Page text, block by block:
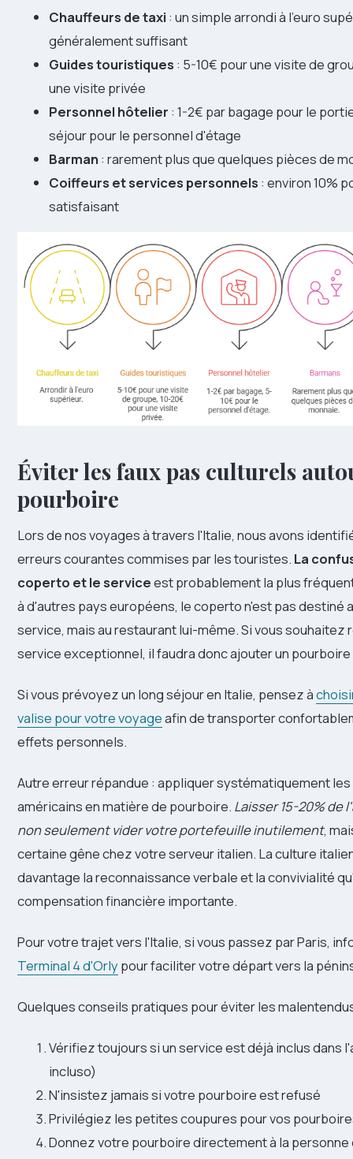
Chauffeurs de taxi : un simple arrondi à l'euro
généralement suffisant
Guides touristiques : 5-10€ pour une visite de
une visite privée
Personnel hôtelier : 1-2€ par bagage pour le
séjour pour le personnel d'étage
Barman : rarement plus que quelques pièces de
Coiffeurs et services personnels : environ 10%
satisfaisant
Éviter les faux pas culturels
pourboire
Lors de nos voyages à travers l'Italie, nous avons
erreurs courantes commises par les touristes. La
coperto et le serviceest probablement la plus
à d'autres pays européens, le coperto n'est pas destiné
service, mais au restaurant lui-même. Si vous souhaitez
service exceptionnel, il faudra donc ajouter un
Si vous prévoyez un long séjour en Italie, pensez à
valise pour votre voyageafin de transporter
effets personnels.
Autre erreur répandue : appliquer systématiquement
américains en matière de pourboire. Laisser 15-20% de
non seulement vider votre portefeuille inutilement,
certaine gêne chez votre serveur italien. La culture
davantage la reconnaissance verbale et la convivialité
compensation financière importante.
Pour votre trajet vers l'Italie, si vous passez par Paris,
Terminal 4 d'Orly pour faciliter votre départ vers la
Quelques conseils pratiques pour éviter les
Vérifiez toujours si un service est déjà inclus dans
incluso)
N'insistez jamais si votre pourboire est refusé
Privilégiez les petites coupures pour vos
Donnez votre pourboire directement à la